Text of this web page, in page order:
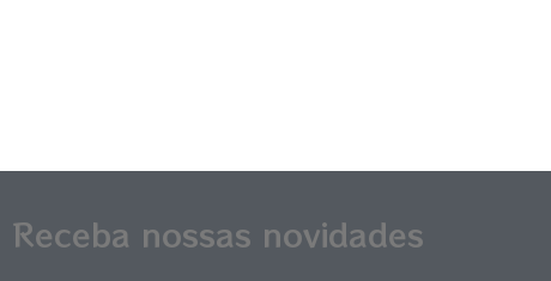
Receba nossas novidades